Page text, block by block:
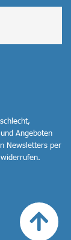
Angeboten
Newsletters per